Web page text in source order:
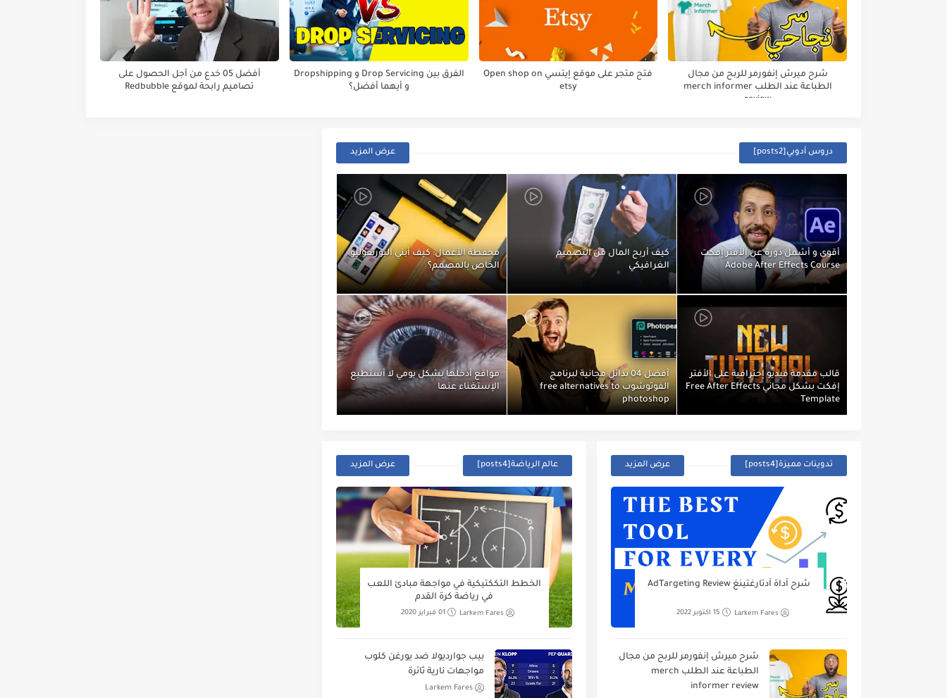
شرح ميرش إنفورمر للربح من مجال
الطباعة عند الطلب merch informer
review
فتح متجر على موقع إيتسي Open shop on
etsy
الفرق بين Drop Servicing و Dropshipping
و أيهما أفضل؟
أفضل 05 خدع من أجل الحصول على
تصاميم رابحة لموقع Redbubble
دروس أدوبي[posts2] عرض المزيد
أقوى و أشمل دورة عن الأفتر إفكت
Adobe After Effects Course
كيف أربح المال من التصميم
الغرافيكي
محفظة الأعمال: كيف أبني البورتفوليو
الخاص بالمصمم؟
قالب مقدمة فيديو إحترافية على الأفتر
إفكت بشكل مجاني Free After Effects
Template
أفضل 04 بدائل مجانية لبرنامج
الفوتوشوب free alternatives to
photoshop
مواقع أدخلها بشكل يومي لا أستطيع
الإستغناء عنها
تدوينات مميزة[posts4] عرض المزيد
شرح آداة آدتارغتينغ AdTargeting Review
Larkem Fares 15 اكتوبر 2022
شرح ميرش إنفورمر للربح من مجال
الطباعة عند الطلب merch
informer review
عالم الرياضة[posts4] عرض المزيد
الخطط التككتيكية في مواجهة مبادئ اللعب
في رياضة كرة القدم
Larkem Fares 01 فبراير 2020
بيب جوارديولا ضد يورغن كلوب
مواجهات نارية ثائرة
Larkem Fares